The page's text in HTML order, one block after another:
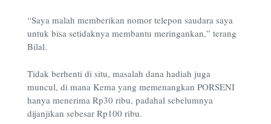
“Saya malah memberikan nomor telepon saudara saya
untuk bisa setidaknya membantu meringankan,” terang
Bilal.
Tidak berhenti di situ, masalah dana hadiah juga
muncul, di mana Kema yang memenangkan PORSENI
hanya menerima Rp30 ribu, padahal sebelumnya
dijanjikan sebesar Rp100 ribu.